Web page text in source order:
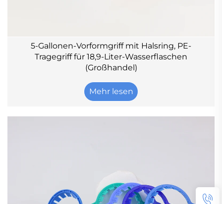
5-Gallonen-Vorformgriff mit Halsring, PE-
Tragegriff für 18,9-Liter-Wasserflaschen
(Großhandel)
Mehr lesen